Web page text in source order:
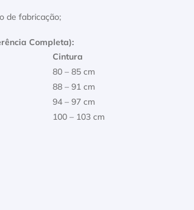
de fabricação;
Completa):
Cintura
80 – 85 cm
88 – 91 cm
94 – 97 cm
100 – 103 cm